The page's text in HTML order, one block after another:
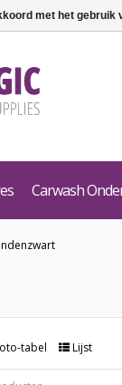
Carwash
tabel Lijst
met het